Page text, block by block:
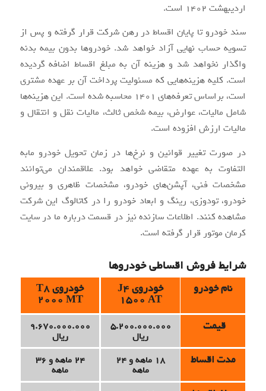
اردیبهشت 1402 است.
سند خودرو تا پایان اقساط در رهن شرکت قرار گرفته و پس از
تسویه حساب نهایی آزاد خواهد شد. خودروها بدون بیمه بدنه
واگذار نخواهد شد و هزینه آن به مبلغ اقساط اضافه گردیده
است. کلیه هزینه‌هایی که مسئولیت پرداخت آن بر عهده مشتری
است، براساس تعرفه‌های 1401 محاسبه شده است. این هزینه‌ها
شامل مالیات، عوارض، بیمه شخص ثالث، مالیات نقل و انتقال و
مالیات ارزش افزوده است.
در صورت تغییر قوانین و نرخ‌ها در زمان تحویل خودرو مابه
التفاوت به عهده متقاضی خواهد بود. علاقمندان می‌توانند
مشخصات فنی، آپشن‌های خودرو، مشخصات ظاهری و بیرونی
خودرو، تودوزی، رینگ و ابعاد خودرو را در کاتالوگ این شرکت
مشاهده کنند. اطلاعات سازنده نیز در قسمت درباره ما در سایت
کرمان موتور قرار گرفته است.
شرایط فروش اقساطی خودروها
نام خودرو خودروی J4
1500 AT
خودروی T8
2000 MT
قیمت
5.200.000.000
ریال
9.670.000.000
ریال
مدت اقساط 18 ماهه و 24
ماهه
24 ماهه و 36
ماهه